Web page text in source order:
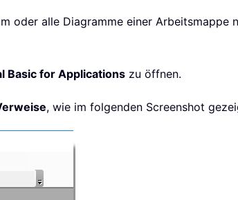
oder alle Diagramme einer Arbeitsmappe
Basic for Applications zu öffnen.
, wie im folgenden Screenshot